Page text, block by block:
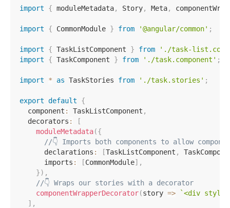
import { moduleMetadata, Story, Meta,
import { CommonModule } from '@angular/common' ;
import { TaskListComponent } from
'./task-
import
{ TaskComponent } from './task.component' ;
import * as TaskStories from './task.stories' ;
export default
{
  component
: TaskListComponent ,
  decorators
:
[
moduleMetadata({
//👇 Imports both components to allow
      declarations
: [TaskListComponent ,
      imports
: [CommonModule] ,
}) ,
//👇 Wraps our stories with a decorator
componentWrapperDecorator(story => `<div
] ,